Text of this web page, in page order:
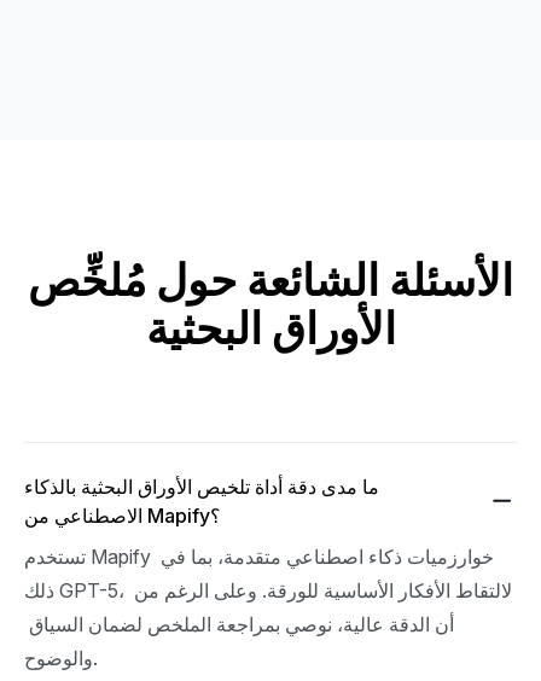
الأسئلة الشائعة حول مُلخِّص
الأوراق البحثية
ما مدى دقة أداة تلخيص الأوراق البحثية بالذكاء
الاصطناعي من Mapify؟
تستخدم Mapify خوارزميات ذكاء اصطناعي متقدمة، بما في
ذلك GPT-5، لالتقاط الأفكار الأساسية للورقة. وعلى الرغم من
والوضوح.